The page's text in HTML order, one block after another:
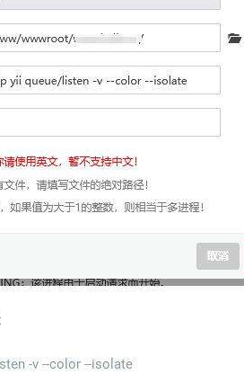
-v --color --isolate